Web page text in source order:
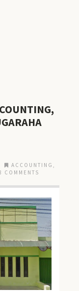
ACCOUNTING
COMMENTS